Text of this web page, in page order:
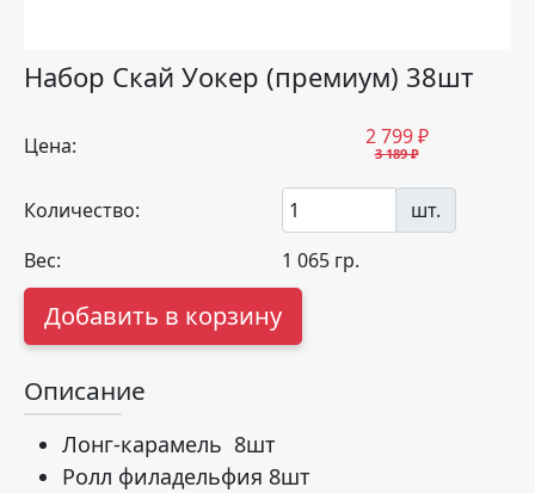
Набор Скай Уокер (премиум) 38шт
Цена: 2 799₽
3 189 ₽
Количество:
шт.
Вес:
1 065 гр.
Добавить в корзину
Описание
Лонг-карамель 8шт
Ролл филадельфия 8шт